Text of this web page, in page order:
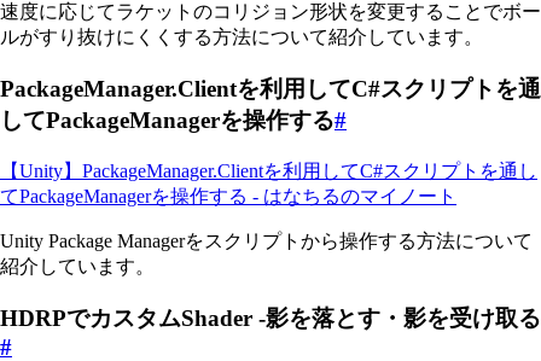
速度に応じてラケットのコリジョン形状を変更することでボー
ルがすり抜けにくくする方法について紹介しています。
PackageManager.Clientを利用してC#スクリプトを通
してPackageManagerを操作する#
【Unity】PackageManager.Clientを利用してC#スクリプトを通し
てPackageManagerを操作する - はなちるのマイノート
Unity Package Managerをスクリプトから操作する方法について
紹介しています。
HDRPでカスタムShader -影を落とす・影を受け取る
#